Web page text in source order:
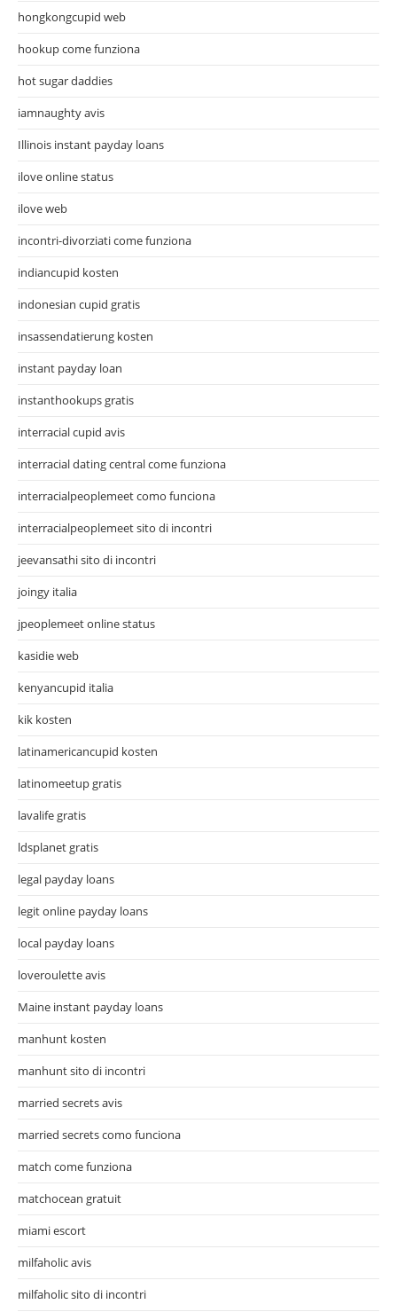
hongkongcupid web
hookup come funziona
hot sugar daddies
iamnaughty avis
Illinois instant payday loans
ilove online status
ilove web
incontri-divorziati come funziona
indiancupid kosten
indonesian cupid gratis
insassendatierung kosten
instant payday loan
instanthookups gratis
interracial cupid avis
interracial dating central come funziona
interracialpeoplemeet como funciona
interracialpeoplemeet sito di incontri
jeevansathi sito di incontri
joingy italia
jpeoplemeet online status
kasidie web
kenyancupid italia
kik kosten
latinamericancupid kosten
latinomeetup gratis
lavalife gratis
ldsplanet gratis
legal payday loans
legit online payday loans
local payday loans
loveroulette avis
Maine instant payday loans
manhunt kosten
manhunt sito di incontri
married secrets avis
married secrets como funciona
match come funziona
matchocean gratuit
miami escort
milfaholic avis
milfaholic sito di incontri